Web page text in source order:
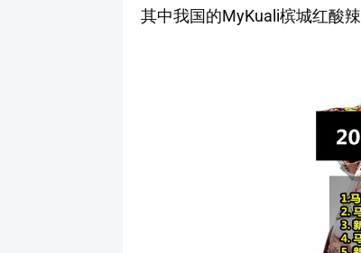
其中我国的MyKuali槟城红酸